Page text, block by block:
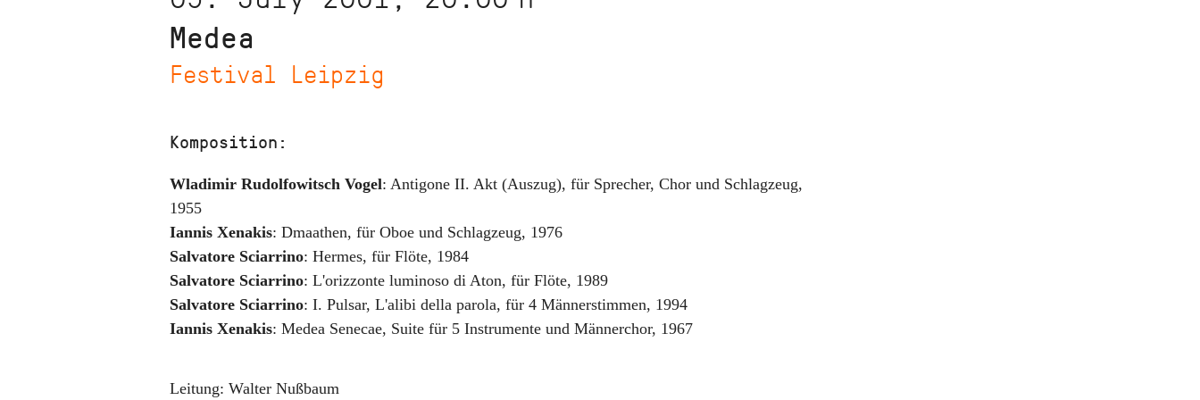
Medea
Festival Leipzig
Komposition:
Wladimir Rudolfowitsch Vogel: Antigone II. Akt (Auszug), für Sprecher, Chor und Schlagzeug,
1955
Iannis Xenakis: Dmaathen, für Oboe und Schlagzeug, 1976
Salvatore Sciarrino: Hermes, für Flöte, 1984
Salvatore Sciarrino: L'orizzonte luminoso di Aton, für Flöte, 1989
Salvatore Sciarrino: I. Pulsar, L'alibi della parola, für 4 Männerstimmen, 1994
Iannis Xenakis: Medea Senecae, Suite für 5 Instrumente und Männerchor, 1967
Leitung: Walter Nußbaum